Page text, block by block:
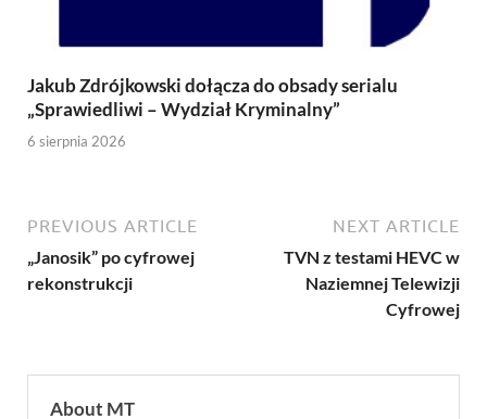
Jakub Zdrójkowski dołącza do obsady serialu
„Sprawiedliwi – Wydział Kryminalny”
6 sierpnia 2026
PREVIOUS ARTICLE
„Janosik” po cyfrowej
rekonstrukcji
NEXT ARTICLE
TVN z testami HEVC w
Naziemnej Telewizji
Cyfrowej
About MT